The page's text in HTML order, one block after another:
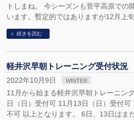
トしまね。 今シーズンも菅平高原での
います。暫定的ではありますが12月上
続きを読む
軽井沢早朝トレーニング受付状況
2022年10月9日 WINTER
11月から始まる軽井沢早朝トレーニン
日（日）受付可 11月13日（日）受付
不可 以上となります。 6日、13日はま